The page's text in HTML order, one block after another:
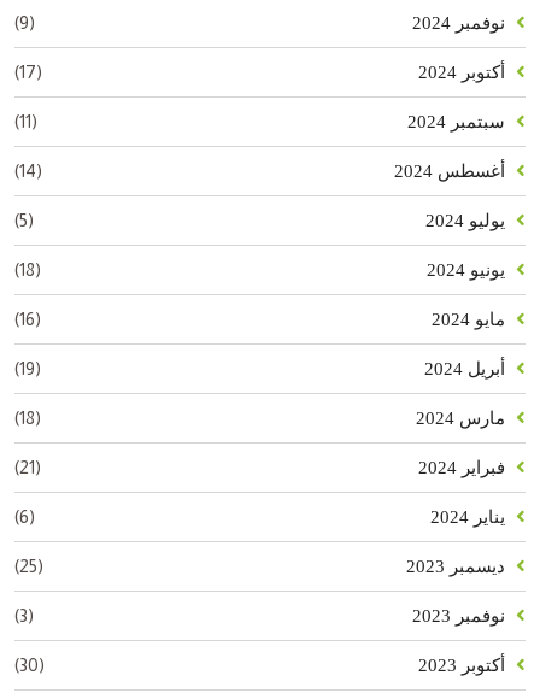
نوفمبر 2024 (9)
أكتوبر 2024 (17)
سبتمبر 2024 (11)
أغسطس 2024 (14)
يوليو 2024 (5)
يونيو 2024 (18)
مايو 2024 (16)
أبريل 2024 (19)
مارس 2024 (18)
فبراير 2024 (21)
يناير 2024 (6)
ديسمبر 2023 (25)
نوفمبر 2023 (3)
أكتوبر 2023 (30)